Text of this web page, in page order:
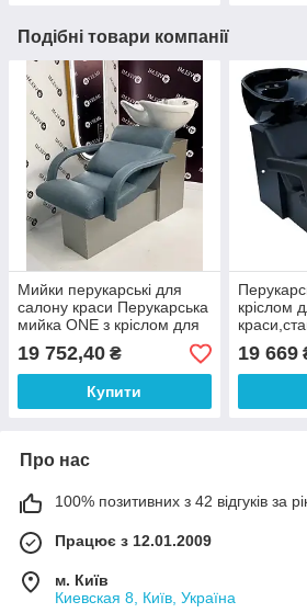
Подібні товари компанії
Мийки перукарські для
салону краси Перукарська
мийка ONE з кріслом для
перукарень
19 752,40 ₴
Купити
кріслом
для
19 669
Про нас
100% позитивних з 42 відгуків за
Працює з 12.01.2009
м. Київ
Киевская 8, Київ, Україна